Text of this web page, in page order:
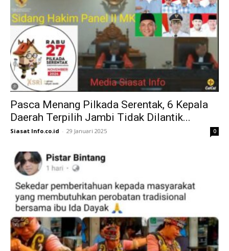
Pasca Menang Pilkada Serentak, 6 Kepala
Daerah Terpilih Jambi Tidak Dilantik...
Siasat Info.co.id - 29 Januari 2025 0